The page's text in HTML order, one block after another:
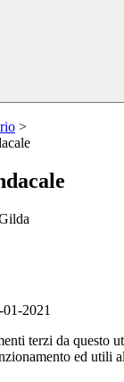
>
2021
terzi da questo
ed utili